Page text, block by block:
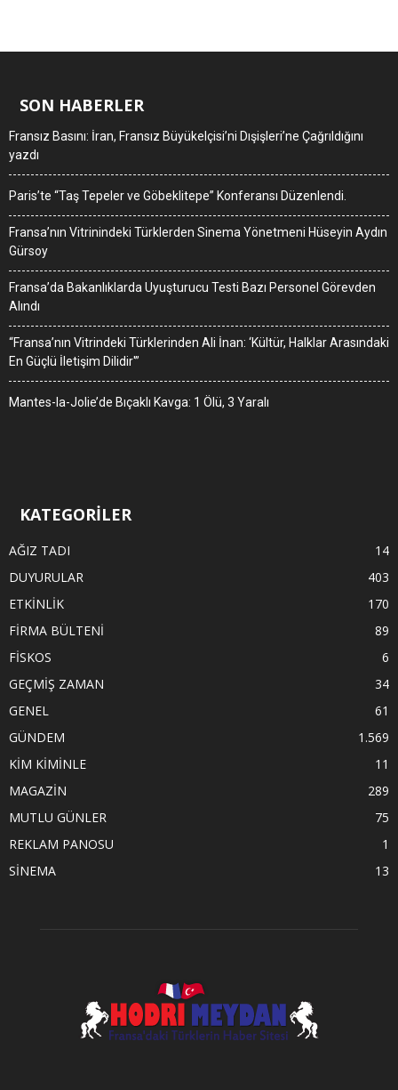
SON HABERLER
Fransız Basını: İran, Fransız Büyükelçisi’ni Dışişleri’ne Çağrıldığını
yazdı
Paris’te “Taş Tepeler ve Göbeklitepe” Konferansı Düzenlendi.
Fransa’nın Vitrinindeki Türklerden Sinema Yönetmeni Hüseyin Aydın
Gürsoy
Fransa’da Bakanlıklarda Uyuşturucu Testi Bazı Personel Görevden
Alındı
“Fransa’nın Vitrindeki Türklerinden Ali İnan: ‘Kültür, Halklar Arasındaki
En Güçlü İletişim Dilidir'”
Mantes-la-Jolie’de Bıçaklı Kavga: 1 Ölü, 3 Yaralı
KATEGORİLER
AĞIZ TADI
14
DUYURULAR
403
ETKİNLİK
170
FİRMA BÜLTENİ
89
FİSKOS
6
GEÇMİŞ ZAMAN
34
GENEL
61
GÜNDEM
1.569
KİM KİMİNLE
11
MAGAZİN
289
MUTLU GÜNLER
75
REKLAM PANOSU
1
SİNEMA
13